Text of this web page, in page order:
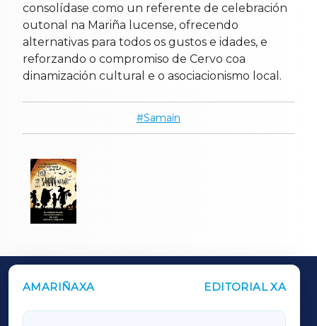
consolídase como un referente de celebración
outonal na Mariña lucense, ofrecendo
alternativas para todos os gustos e idades, e
reforzando o compromiso de Cervo coa
dinamización cultural e o asociacionismo local.
Samaín
AMARIÑAXA EDITORIAL XA
OUTROS PERIÓDICOS